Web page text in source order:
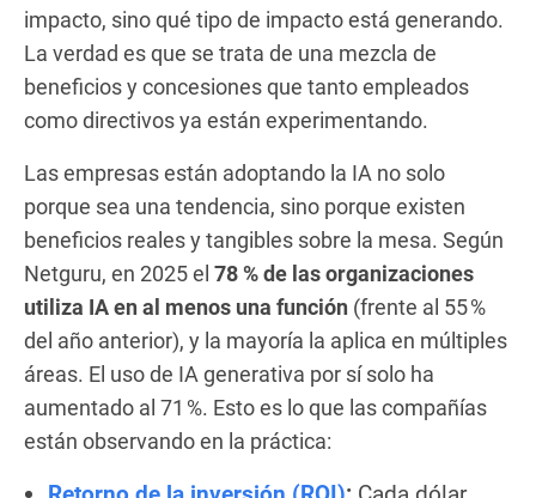
impacto, sino qué tipo de impacto está generando.
La verdad es que se trata de una mezcla de
beneficios y concesiones que tanto empleados
como directivos ya están experimentando.
Las empresas están adoptando la IA no solo
porque sea una tendencia, sino porque existen
beneficios reales y tangibles sobre la mesa. Según
Netguru, en 2025 el 78 % de las organizaciones
utiliza IA en al menos una función (frente al 55 %
del año anterior), y la mayoría la aplica en múltiples
áreas. El uso de IA generativa por sí solo ha
aumentado al 71 %. Esto es lo que las compañías
están observando en la práctica: